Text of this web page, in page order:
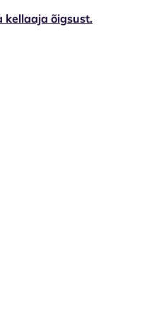
kellaaja õigsust.